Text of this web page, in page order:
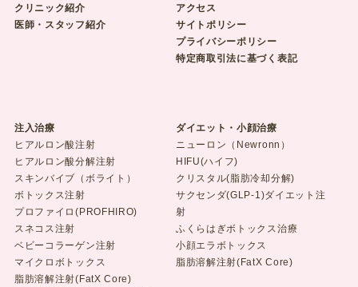
クリニック紹介
医師・スタッフ紹介
アクセス
サイトポリシー
プライバシーポリシー
特定商取引法に基づく表記
注入治療
ヒアルロン酸注射
ヒアルロン酸分解注射
スキンバイブ（ボライト）
ボトックス注射
プロファイロ(PROFHIRO)
スネコス注射
ベビーコラーゲン注射
マイクロボトックス
脂肪溶解注射(FatX Core)
ダイエット・小顔治療
ニューロン（Newronn）
HIFU(ハイフ)
クリスタル(脂肪冷却分解)
サクセンダ(GLP-1)ダイエット注
射
ふくらはぎボトックス治療
小顔エラボトックス
脂肪溶解注射(FatX Core)